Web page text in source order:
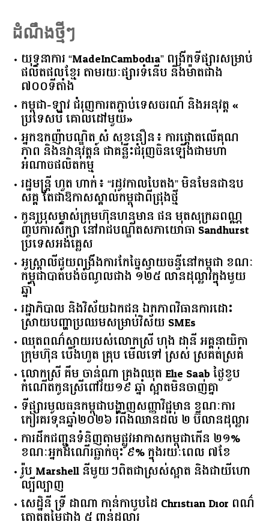
ដំណឹងថ្មីៗ
យុទ្ធនាការ “MadeInCambodia” ពង្រីកទីផ្សារសម្រាប់
ផលិតផលខ្មែរ តាមរយៈផ្សារទំនើប និងម៉ាតជាង
៧០០ទីតាំង
កម្ពុជា​-​ឡាវ ​ជំរុញ​ការ​តភ្ជាប់​ទេសចរណ៍​ ​និង​អនុវត្ត​ ​«​
ប្រទេស​បី ​គោលដៅ​មួយ​»
អ្នកឧកញ៉ាបណ្ឌិត សំ សុខនឿន៖ ការផ្តោតលើគុណ
ភាព និងនវានុវត្តន៍ ជាគន្លឹះជំរុញចិនឡើងជាមហា
អំណាចផលិតកម្ម
រដ្ឋមន្ត្រី ហួត ហាក់៖ “រដូវកាលបៃតង” មិនមែនជាឧប
សគ្គ តែជាឱកាសស្គាល់កម្ពុជាពីជ្រុងថ្មី
កូនប្រុសម្ចាស់ក្រុមហ៊ុនហនុមាន ផន មុតសុក្រឆពណ្ណ
ញ្ចប់ការសិក្សា នៅរាជបណ្ឌិតសភាយោធា Sandhurst
ប្រទេសអង់គ្លេស
អូស្ត្រាលី​ជួយ​ពង្រឹង​ការ​កែច្នៃ​ស្វាយចន្ទី​នៅ​កម្ពុជា​ ​ខណៈ​
កម្ពុជា​បាត់បង់​ចំណូល​ជាង​ ​១២៥​ ​លាន​ដុល្លារ​ក្នុង​មួយ​
ឆ្នាំ​
រដ្ឋាភិបាល​ ​និង​វិស័យ​ឯកជន ​ឯកភាព​វិធានការ​ដោះ
ស្រាយ​បញ្ហា​ប្រឈម​​សម្រាប់​វិស័យ​ ​SMEs​
ឈុតពណ៌ស្វាយរបស់លោកស្រី ហុង ដានី អគ្គ​នាយិកា​
ក្រុមហ៊ុន ប៉េងហួត គ្រុប មើលទៅ ស្រស់ ស្រគត់ស្រគំ
លោកស្រី គឹម ចាន់ណា គ្រងឈុត Elie Saab ថ្ងៃខួប
កំណើតកូនស្រីពៅវ័យ១៩ ឆ្នាំ ស្អាតមិនចាញ់គ្នា
ទីផ្សារ​មូលធន​កម្ពុជា​បង្ហាញ​សញ្ញា​វិជ្ជមាន​ ​ខណៈ​ការ​
កៀរគរ​ទុន​ឆ្នាំ​២០២៦​ ​រំពឹង​ឈានដល់​ ​២​ ​ប៊ីលាន​ដុល្លារ​
ការដឹកជញ្ជូនទំនិញតាមផ្លូវអាកាសកម្ពុជាកើន ២១%
ខណៈអ្នកដំណើរធ្លាក់ចុះ ៩% ក្នុងរយៈពេល ៧ខែ
រ៉ូប Marshell នីមួយៗពិតជាស្រស់ស្អាត និងជាយីហោ
ល្បីល្បាញ
សេដ្ឋិនី ទ្រី ដាណា កាន់កាបូបដៃ Christian Dior ពណ៌